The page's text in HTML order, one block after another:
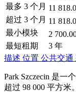
最多 3 个月 11
超过 3 个月 11
最小模块 2
最短租期
3 年
描述 位置 公共交通
Park Szczecin 是一
超过 98 000 平方